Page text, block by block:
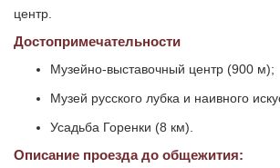
центр.
Достопримечательности
Музейно-выставочный центр (900 м);
Музей русского лубка и наивного
Усадьба Горенки (8 км).
Описание проезда до общежития: